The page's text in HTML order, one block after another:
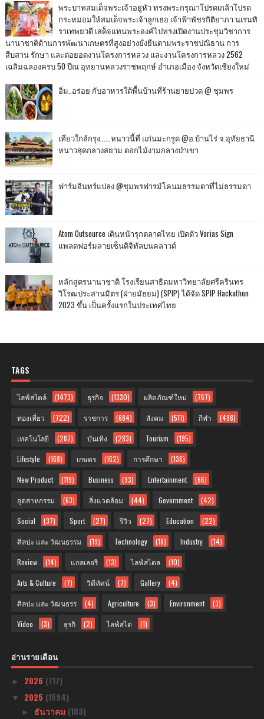
พระบาทสมเด็จพระเจ้าอยู่หัว ทรงพระกรุณาโปรดเกล้าโปรด
กระหม่อมให้สมเด็จพระเจ้าลูกเธอ เจ้าฟ้าพัชรกิติยาภา นเรนทิ
ราเทพยวดี เสด็จแทนพระองค์ไปทรงเปิดงานประชุมวิชาการ
นานาชาติด้านการพัฒนาเกษตรที่สูงอย่างยั่งยืนตามพระราชปณิธาน การ
สืบสาน รักษา และต่อยอดงานโครงการหลวง และงานโครงการหลวง 2562
เฉลิมฉลองครบ 50 ปีณ อุทยานหลวงราชพฤกษ์ อำเภอเมือง จังหวัดเชียงใหม่
อิ่ม..อร่อย กับอาหารใต้พื้นบ้านที่ร้านยายปวด @ ชุมพร
เที่ยวใกล้กรุง......หนาวนี้ที่ แก่นมะกรูด @อ.บ้านไร่ จ.อุทัยธานี
หนาวสุดกลางสยาม ดอกไม้งามกลางป่าเขา
ฟาร์มอินทร์แปลง @ชุมพรฟารม์โคนมธรรมดาที่ไม่ธรรมดา
Atom Outsource เดินหน้ารุกตลาดไทย เปิดตัว Varias Sign
แพลตฟอร์มลายเซ็นดิจิทัลบนคลาวด์
หลักสูตรนานาชาติ โรงเรียนสาธิตมหาวิทยาลัยศรีครินทร
วิโรฒประสานมิตร (ฝ่ายมัธยม) (SPIP) ได้จัด SPIP Hackathon
2023 ขึ้น เป็นครั้งแรกในประเทศไทย
TAGS
ไลฟ์สไตล์ (1473) ธุรกิจ (1330) ผลิตภัณฑ์ใหม่ (767)
ท่องเที่ยว (722) ราชการ (684) สังคม (511) กีฬา (498)
เทคโนโลยี (287) บันเทิง (283) Tourism (195)
Lifestyle (168) เกษตร (162) การศึกษา (136)
New Product (119) Business (93) Entertainment (66)
อุตสาหกรรม (63) สิ่งแวดล้อม (44) Government (42)
Social (37) Sport (27) รีวิว (27) Education (22)
ศิลปะ และ วัฒนธรรม (19) Technology (18) Industry (14)
Review (14) แกลเลอรี (13) ไลฟ์สไตล (10)
Arts & Culture (7) วิดีทัศน์ (7) Gallery (4)
ศิลปะ และ วัฒนธรร (4) Agriculture (3) Environment (3)
Video (3) ธุรกิ (2) ไลฟ์สไต (1)
อ่านรายเดือน
► 2026 (717)
▼ 2025 (1594)
► ธันวาคม (103)